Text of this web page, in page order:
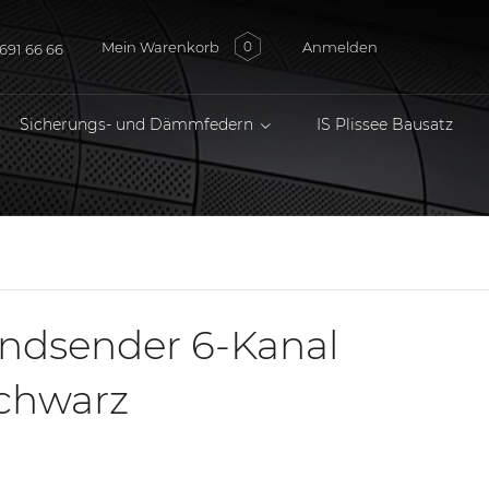
66 66 Mein Warenkorb 0 Anmelden
Sicherungs- und Dämmfedern IS Plissee Bausatz
6-Kanal